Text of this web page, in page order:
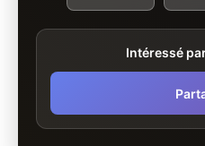
Intéressé